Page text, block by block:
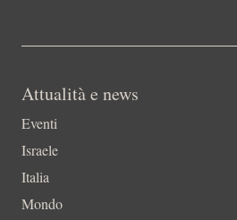
Attualità e news
Eventi
Israele
Italia
Mondo